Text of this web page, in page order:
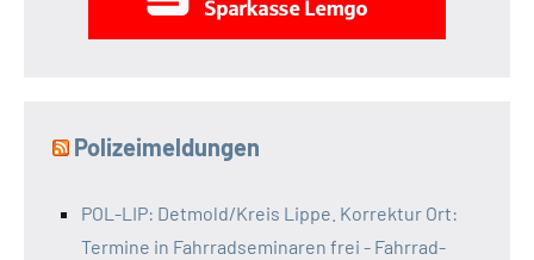
Polizeimeldungen
POL-LIP: Detmold/Kreis Lippe. Korrektur Ort:
Termine in Fahrradseminaren frei - Fahrrad-